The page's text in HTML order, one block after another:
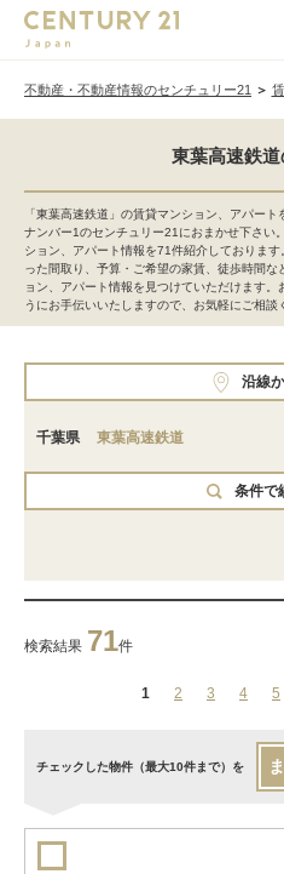
不動産・不動産情報のセンチュリー21
東葉高速鉄
「東葉高速鉄道」の賃貸マンション、アパー
ナンバー1のセンチュリー21におまかせ下さい
ション、アパート情報を71件紹介しておりま
った間取り、予算・ご希望の家賃、徒歩時間
ョン、アパート情報を見つけていただけます
うにお手伝いいたしますので、お気軽にご相談
沿線
千葉県 東葉高速鉄道
条件で
検索結果 71件
1 2 3 4 5
チェックした物件（最大10件まで）を